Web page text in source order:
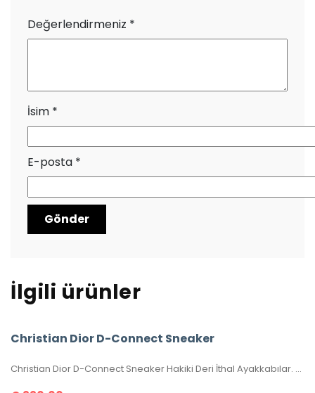
Değerlendirmeniz *
İsim *
E-posta *
İlgili ürünler
Christian Dior D-Connect Sneaker
Christian Dior D-Connect Sneaker Hakiki Deri İthal Ayakkabılar. Orijinaliyle birebir aynıdır. 36-37-38-39-40 numaralar mevcuttur. Standart kalıptır. Kutulu, toz torbalı, sertifikalıdır.